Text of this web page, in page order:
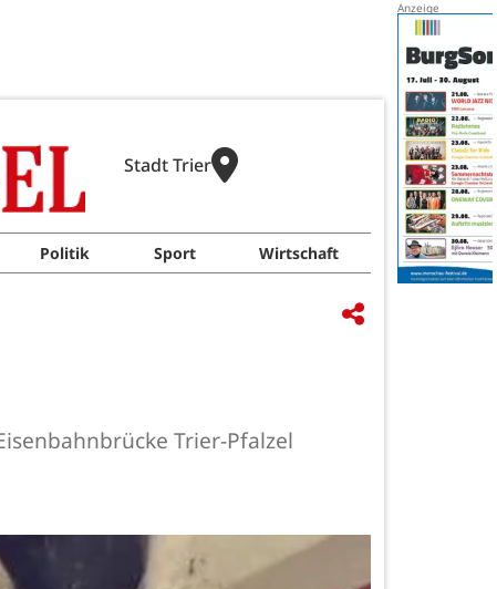
Stadt Trier
Politik Sport Wirtschaft
Trier-Pfalzel